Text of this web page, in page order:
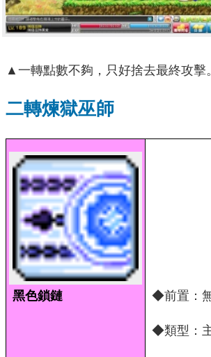
▲一轉點數不夠，只好捨去最終攻擊。
二轉煉獄巫師
黑色鎖鏈 ◆前置：
◆類型：